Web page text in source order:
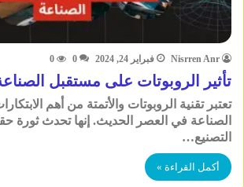
Nisrren Anr فبراير 24, 2024 0
0
تأثير الروبوتات على مستقبل
تعتبر تقنية الروبوتات والأتمتة من أهم
الصناعة في العصر الحديث. إنها تحدث ثورة
التصنيع…
أكمل القراءة »